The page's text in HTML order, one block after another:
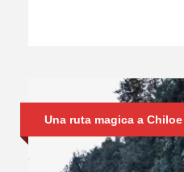
Una ruta magica a Chiloe